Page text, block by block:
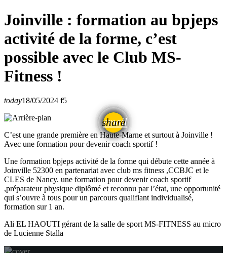
Joinville : formation au bpjeps
activité de la forme, c’est
possible avec le Club MS-
Fitness !
today18/05/2024 5
share
email
C’est une grande première en Haute-Marne et surtout à Joinville !
Avec une formation pour devenir coach sportif !
Une formation bpjeps activité de la forme qui débute cette année à
Joinville 52300 en partenariat avec club ms fitness ,CCBJC et le
CLES de Nancy. une formation pour devenir coach sportif
,préparateur physique diplômé et reconnu par l’état, une opportunité
qui s’ouvre à tous pour un parcours qualifiant individualisé,
formation sur 1 an.
Ali EL HAOUTI gérant de la salle de sport MS-FITNESS au micro
de Lucienne Stalla